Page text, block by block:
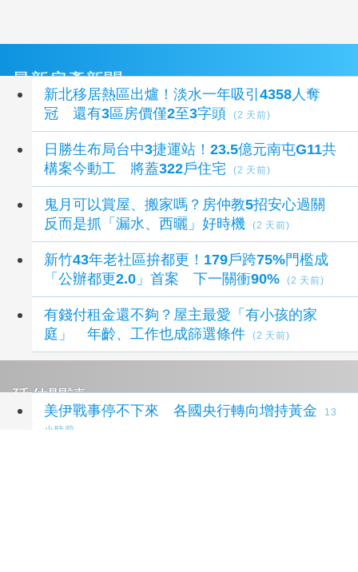
最新房產新聞
新北移居熱區出爐！淡水一年吸引4358人奪
冠 還有3區房價僅2至3字頭
(2 天前)
日勝生布局台中3捷運站！23.5億元南屯G11共
構案今動工 將蓋322戶住宅
(2 天前)
鬼月可以賞屋、搬家嗎？房仲教5招安心過關
反而是抓「漏水、西曬」好時機
(2 天前)
新竹43年老社區拚都更！179戶跨75%門檻成
「公辦都更2.0」首案 下一關衝90%
(2 天前)
有錢付租金還不夠？屋主最愛「有小孩的家
庭」 年齡、工作也成篩選條件
(2 天前)
延伸閱讀
美伊戰事停不下來 各國央行轉向增持黃金
13
小時前